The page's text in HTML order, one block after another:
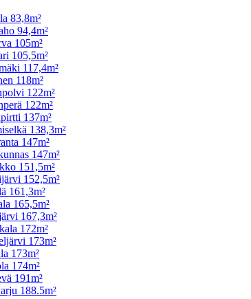
83,8m²
94,4m²
105m²
105,5m²
117,4m²
118m²
122m²
122m²
137m²
138,3m²
147m²
147m²
151,5m²
152,5m²
161,3m²
165,5m²
167,3m²
172m²
173m²
173m²
174m²
191m²
188.5m²